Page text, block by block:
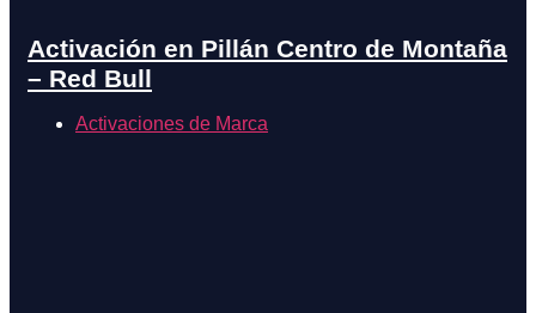
Activación en Pillán Centro de Montaña
– Red Bull
Activaciones de Marca